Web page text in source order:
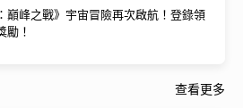
巔峰之戰》宇宙冒險再次啟航！登錄領
勵！
查看更多